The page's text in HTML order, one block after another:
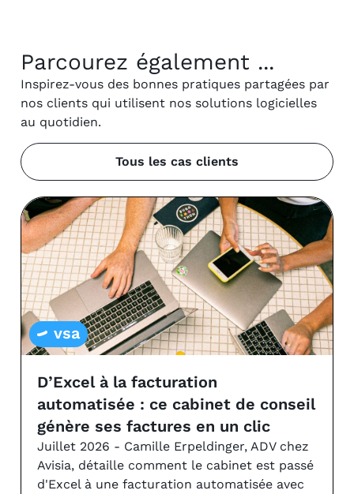
Parcourez également ...
Inspirez-vous des bonnes pratiques partagées par
nos clients qui utilisent nos solutions logicielles
au quotidien.
Tous les cas clients
vsa
D’Excel à la facturation
automatisée : ce cabinet de conseil
génère ses factures en un clic
Juillet 2026 - Camille Erpeldinger, ADV chez
Avisia, détaille comment le cabinet est passé
d'Excel à une facturation automatisée avec